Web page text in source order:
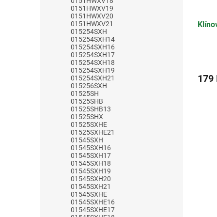
0151HWXV19
0151HWXV20
0151HWXV21
015254SXH
015254SXH14
015254SXH16
015254SXH17
015254SXH18
015254SXH19
015254SXH21
015256SXH
01525SH
01525SHB
01525SHB13
01525SHX
01525SXHE
01525SXHE21
01545SXH
01545SXH16
01545SXH17
01545SXH18
01545SXH19
01545SXH20
01545SXH21
01545SXHE
01545SXHE16
01545SXHE17
179